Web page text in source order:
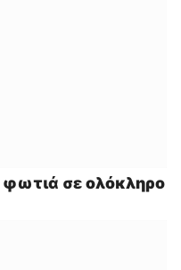
φωτιά σε ολόκληρο